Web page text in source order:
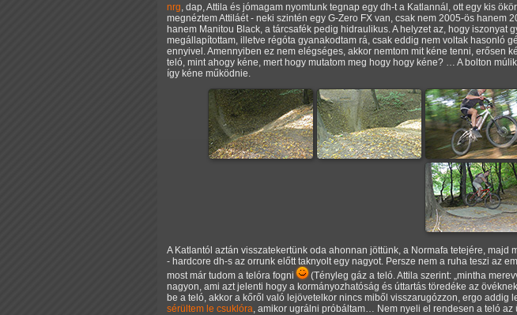
nrg, dap, Attila és jómagam nyomtunk tegnap egy dh-t a Katlannál, ott egy kis
megnéztem Attiláét - neki szintén egy G-Zero FX van, csak nem 2005-ös
hanem Manitou Black, a tárcsafék pedig hidraulikus. A helyzet az, hogy
megállapítottam, illetve régóta gyanakodtam rá, csak eddig nem voltak hasonló
ennyivel. Amennyiben ez nem elégséges, akkor nemtom mit kéne tenni,
teló, mint ahogy kéne, mert hogy mutatom meg hogy hogy kéne? … A bolton
így kéne működnie.
A Katlantól aztán visszatekertünk oda ahonnan jöttünk, a Normafa tetejére,
- hardcore dh-s az orrunk előtt taknyolt egy nagyot. Persze nem a ruha teszi az
most már tudom a telóra fogni
(Tényleg gáz a teló. Attila szerint: mintha
nagyon, ami azt jelenti hogy a kormányozhatóság és úttartás töredéke az
be a teló, akkor a kőről való lejövetelkor nincs miből visszarugózzon, ergo
sérültem le csuklóra, amikor ugrálni próbáltam… Nem nyeli el rendesen a teló az